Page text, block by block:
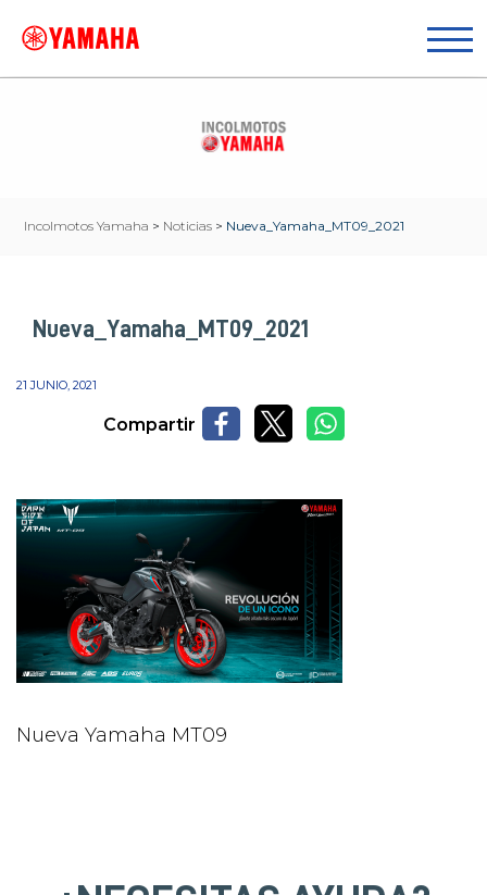
Incolmotos Yamaha > Noticias > Nueva_Yamaha_MT09_2021
Nueva_Yamaha_MT09_2021
21 JUNIO, 2021
Compartir
Nueva Yamaha MT09